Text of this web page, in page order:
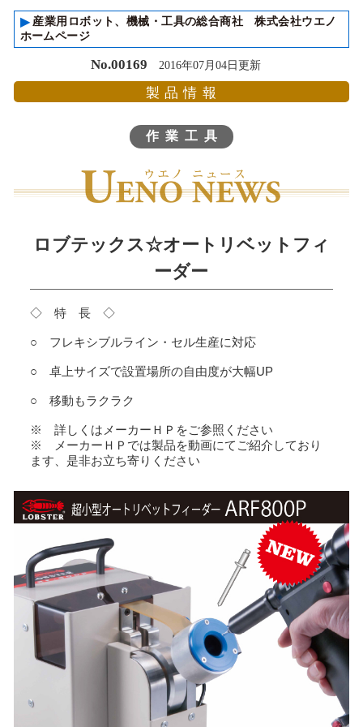
▸産業用ロボット、機械・工具の総合商社 株式会社ウエノ
ホームページ
No.00169 2016年07月04日更新
製品情報
作業工具
ロブテックス☆オートリベットフィ
ーダー
◇ 特 長 ◇
○ フレキシブルライン・セル生産に対応
○ 卓上サイズで設置場所の自由度が大幅UP
○ 移動もラクラク
※ 詳しくはメーカーＨＰをご参照ください
※ メーカーＨＰでは製品を動画にてご紹介しており
ます、是非お立ち寄りください